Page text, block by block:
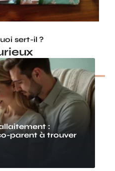
sert-il ?
:
parent à trouver